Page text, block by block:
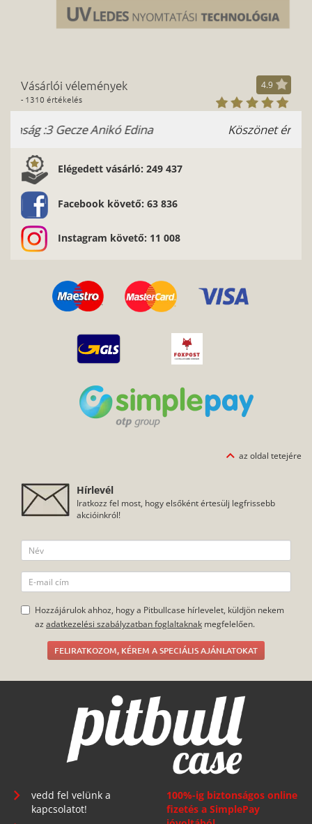
Vásárlói vélemények
- 1310 értékelés
4.9
Köszönet érte. Molnár Gergő
Elégedett vásárló: 249 437
Facebook követő: 63 836
Instagram követő: 11 008
az oldal tetejére
Hírlevél
Iratkozz fel most, hogy elsőként értesülj legfrissebb
akcióinkról!
Hozzájárulok ahhoz, hogy a Pitbullcase hírlevelet, küldjön nekem
az adatkezelési szabályzatban foglaltaknak megfelelően.
FELIRATKOZOM, KÉREM A SPECIÁLIS AJÁNLATOKAT
vedd fel velünk a
kapcsolatot!
100%-ig biztonságos online
fizetés a SimplePay